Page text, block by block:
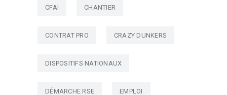
CFAI CHANTIER
CONTRAT PRO CRAZY DUNKERS
DISPOSITIFS NATIONAUX
DÉMARCHE RSE EMPLOI